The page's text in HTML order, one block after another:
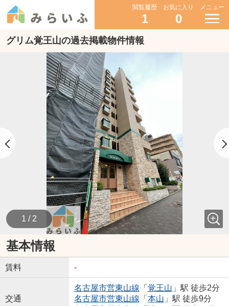
閲覧履歴
1
お気に入り
0
メニュー
グリム覚王山の過去掲載物件情報
1 / 2
基本情報
賃料 -
交通
名古屋市営東山線 「 覚王山 」駅 徒歩2分
名古屋市営東山線 「 本山 」駅 徒歩9分